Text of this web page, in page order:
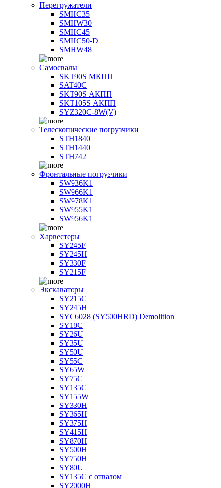
Перегружатели
SMHC35
SMHW30
SMHC45
SMHC50-D
SMHW48
Самосвалы
SKT90S МКПП
SAT40C
SKT90S АКПП
SKT105S АКПП
SYZ320C-8W(V)
Телескопические погрузчики
STH1840
STH1440
STH742
Фронтальные погрузчики
SW936K1
SW966K1
SW978K1
SW955K1
SW956K1
Харвестеры
SY245F
SY245H
SY330F
SY215F
Экскаваторы
SY215C
SY245H
SYC6028 (SY500HRD) Demolition
SY18C
SY26U
SY35U
SY50U
SY55C
SY65W
SY75C
SY135C
SY155W
SY330H
SY365H
SY375H
SY415H
SY870H
SY500H
SY750H
SY80U
SY135C с отвалом
SY2000H